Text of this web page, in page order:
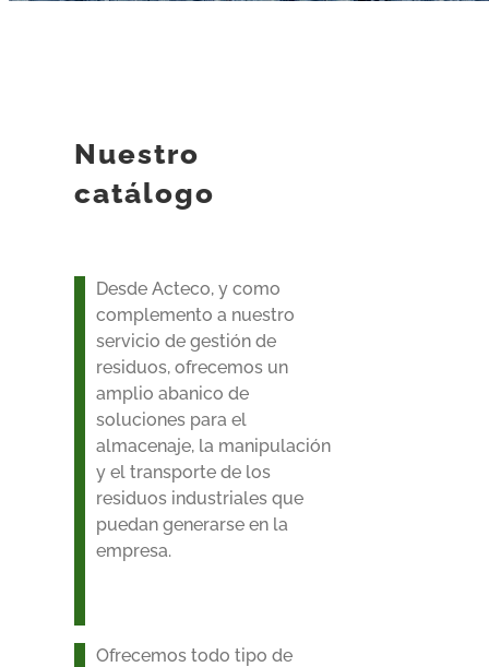
Nuestro
catálogo
Desde Acteco, y como
complemento a nuestro
servicio de gestión de
residuos, ofrecemos un
amplio abanico de
soluciones para el
almacenaje, la manipulación
y el transporte de los
residuos industriales que
puedan generarse en la
empresa.
Ofrecemos todo tipo de